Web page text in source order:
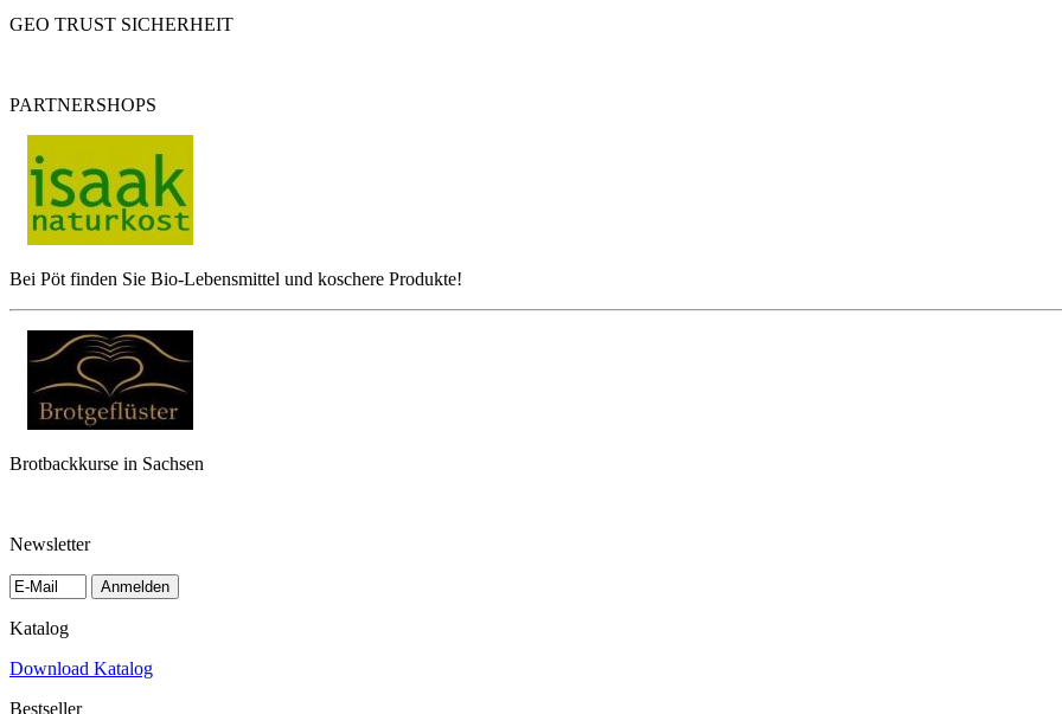
GEO TRUST SICHERHEIT
PARTNERSHOPS
Bei Pöt finden Sie Bio-Lebensmittel und koschere Produkte!
Brotbackkurse in Sachsen
Newsletter
Anmelden
Katalog
Download Katalog
Bestseller